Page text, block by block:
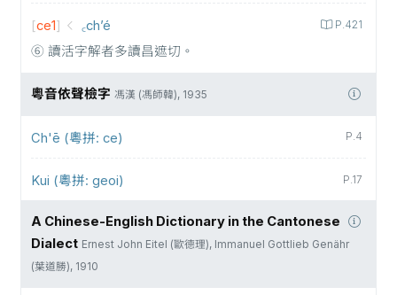
P.421
[ce1] ꜀ch’é
⑥ 讀活字解者多讀昌遮切。
粵音依聲檢字 馮漢 (馮師韓), 1935
P.4
Ch'ē (粵拼: ce)
P.17
Kui (粵拼: geoi)
A Chinese-English Dictionary in the Cantonese
Dialect Ernest John Eitel (歐德理), Immanuel Gottlieb Genähr
(葉道勝), 1910